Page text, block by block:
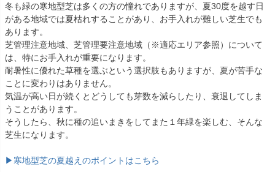
冬も緑の寒地型芝は多くの方の憧れでありますが、夏30度を越す日
がある地域では夏枯れすることがあり、お手入れが難しい芝生でも
あります。
芝管理注意地域、芝管理要注意地域（※適応エリア参照）について
は、特にお手入れが重要になります。
耐暑性に優れた草種を選ぶという選択肢もありますが、夏が苦手な
ことに変わりはありません。
気温が高い日が続くとどうしても芽数を減らしたり、衰退してしま
うことがあります。
そうしたら、秋に種の追いまきをしてまた１年緑を楽しむ、そんな
芝生になります。
▶寒地型芝の夏越えのポイントはこちら